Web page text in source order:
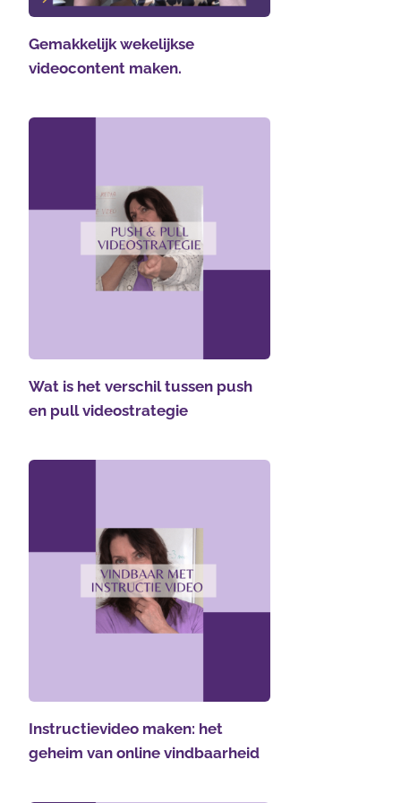
Gemakkelijk wekelijkse
videocontent maken.
Wat is het verschil tussen push
en pull videostrategie
Instructievideo maken: het
geheim van online vindbaarheid